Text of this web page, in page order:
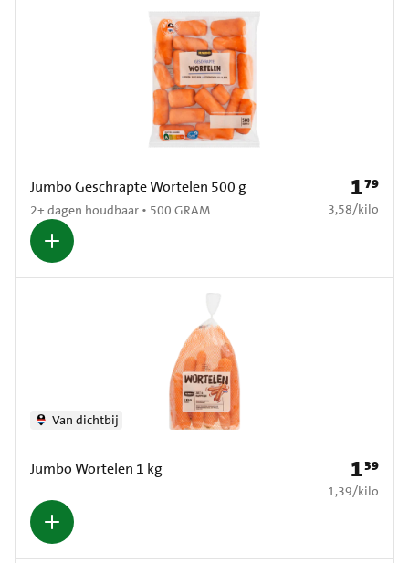
Jumbo Geschrapte Wortelen 500 g
2+ dagen houdbaar • 500 GRAM
Prijs: €
179
€ 3,58 per kilo
3,58/kilo
Jumbo Wortelen 1 kg
Van dichtbij
Prijs: €
139
€ 1,39 per kilo
1,39/kilo